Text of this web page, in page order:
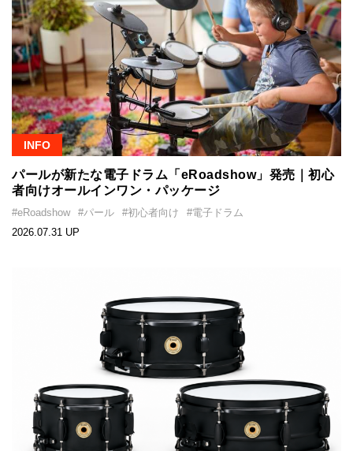
INFO
パールが新たな電子ドラム「eRoadshow」発売｜初心
者向けオールインワン・パッケージ
#eRoadshow #パール #初心者向け
#電子ドラム
2026.07.31 UP